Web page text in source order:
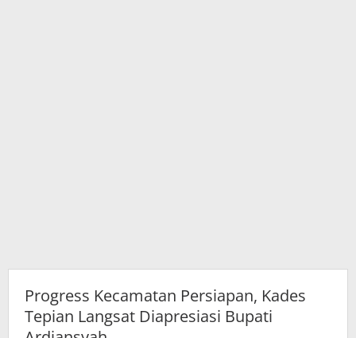
Progress Kecamatan Persiapan, Kades
Tepian Langsat Diapresiasi Bupati